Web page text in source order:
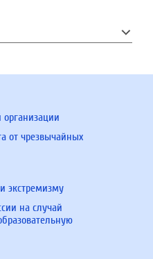
организации
от чрезвычайных
экстремизму
на случай